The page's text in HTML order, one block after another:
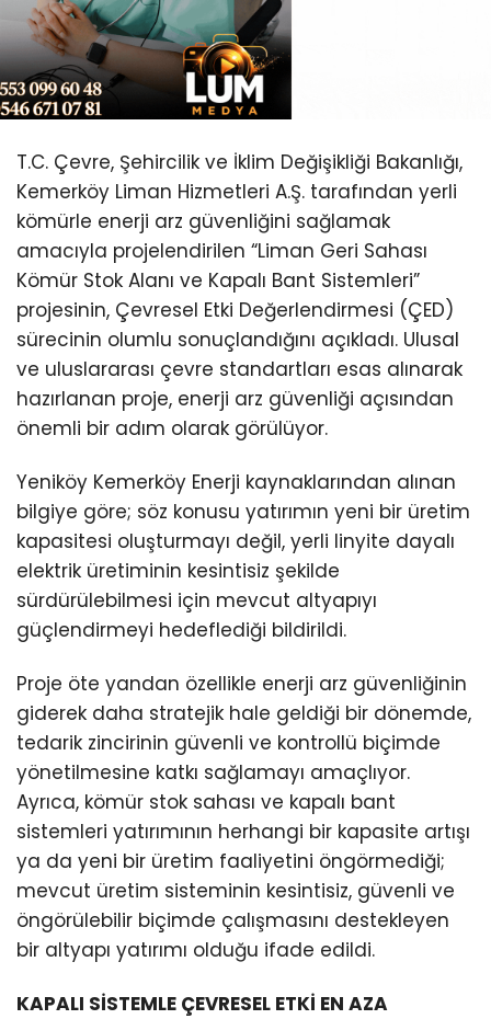
T.C. Çevre, Şehircilik ve İklim Değişikliği Bakanlığı,
Kemerköy Liman Hizmetleri A.Ş. tarafından yerli
kömürle enerji arz güvenliğini sağlamak
amacıyla projelendirilen “Liman Geri Sahası
Kömür Stok Alanı ve Kapalı Bant Sistemleri”
projesinin, Çevresel Etki Değerlendirmesi (ÇED)
sürecinin olumlu sonuçlandığını açıkladı. Ulusal
ve uluslararası çevre standartları esas alınarak
hazırlanan proje, enerji arz güvenliği açısından
önemli bir adım olarak görülüyor.
Yeniköy Kemerköy Enerji kaynaklarından alınan
bilgiye göre; söz konusu yatırımın yeni bir üretim
kapasitesi oluşturmayı değil, yerli linyite dayalı
elektrik üretiminin kesintisiz şekilde
sürdürülebilmesi için mevcut altyapıyı
güçlendirmeyi hedeflediği bildirildi.
Proje öte yandan özellikle enerji arz güvenliğinin
giderek daha stratejik hale geldiği bir dönemde,
tedarik zincirinin güvenli ve kontrollü biçimde
yönetilmesine katkı sağlamayı amaçlıyor.
Ayrıca, kömür stok sahası ve kapalı bant
sistemleri yatırımının herhangi bir kapasite artışı
ya da yeni bir üretim faaliyetini öngörmediği;
mevcut üretim sisteminin kesintisiz, güvenli ve
öngörülebilir biçimde çalışmasını destekleyen
bir altyapı yatırımı olduğu ifade edildi.
KAPALI SİSTEMLE ÇEVRESEL ETKİ EN AZA